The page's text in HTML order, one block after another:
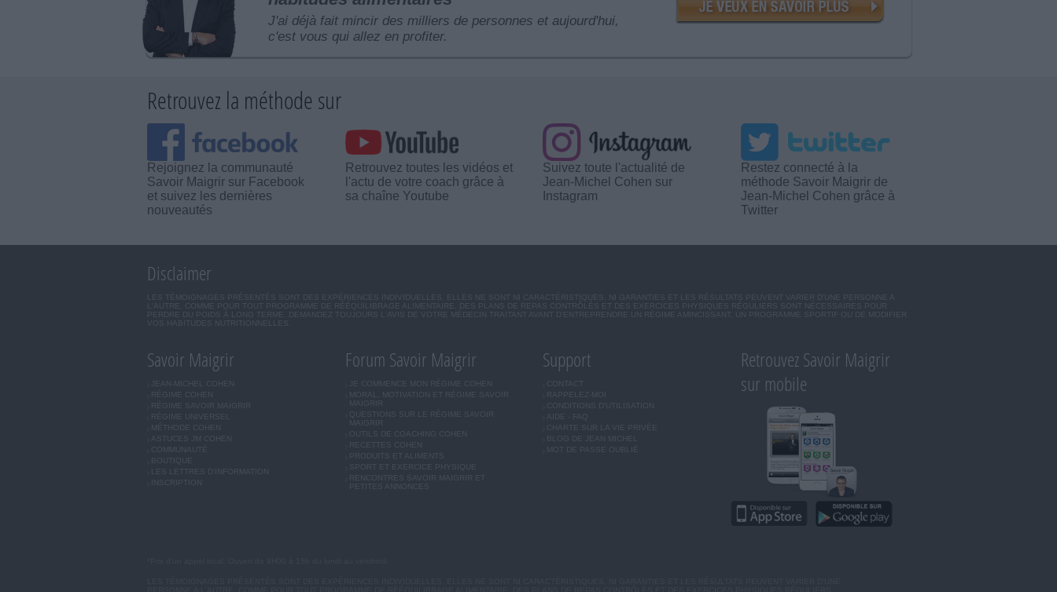
J'ai déjà fait mincir des milliers de personnes et aujourd'hui,
c'est vous qui allez en profiter.
Retrouvez la méthode sur
Rejoignez la communauté
Savoir Maigrir sur Facebook
et suivez les dernières
nouveautés
Retrouvez toutes les vidéos et
l'actu de votre coach grâce à
sa chaîne Youtube
Suivez toute l'actualité de
Jean-Michel Cohen sur
Instagram
Restez connecté à la
méthode Savoir Maigrir de
Jean-Michel Cohen grâce à
Twitter
Disclaimer
LES TÉMOIGNAGES PRÉSENTÉS SONT DES EXPÉRIENCES INDIVIDUELLES. ELLES NE SONT NI CARACTÉRISTIQUES, NI GARANTIES ET LES RÉSULTATS PEUVENT VARIER D'UNE PERSONNE A
L'AUTRE. COMME POUR TOUT PROGRAMME DE RÉÉQUILIBRAGE ALIMENTAIRE, DES PLANS DE REPAS CONTRÔLÉS ET DES EXERCICES PHYSIQUES RÉGULIERS SONT NÉCESSAIRES POUR
PERDRE DU POIDS À LONG TERME. DEMANDEZ TOUJOURS L'AVIS DE VOTRE MÉDECIN TRAITANT AVANT D'ENTREPRENDRE UN RÉGIME AMINCISSANT, UN PROGRAMME SPORTIF OU DE MODIFIER
VOS HABITUDES NUTRITIONNELLES.
Savoir Maigrir
JEAN-MICHEL COHEN
RÉGIME COHEN
RÉGIME SAVOIR MAIGRIR
RÉGIME UNIVERSEL
ASTUCES JM COHEN
COMMUNAUTÉ
LES LETTRES D'INFORMATION
INSCRIPTION
Forum Savoir Maigrir
JE COMMENCE MON RÉGIME COHEN
MORAL, MOTIVATION ET RÉGIME SAVOIR
MAIGRIR
QUESTIONS SUR LE RÉGIME SAVOIR
MAIGRIR
OUTILS DE COACHING COHEN
RECETTES COHEN
PRODUITS ET ALIMENTS
SPORT ET EXERCICE PHYSIQUE
RENCONTRES SAVOIR MAIGRIR ET
PETITES ANNONCES
Support
CONTACT
RAPPELEZ-MOI
CONDITIONS D'UTILISATION
AIDE - FAQ
CHARTE SUR LA VIE PRIVÉE
BLOG DE JEAN MICHEL
MOT DE PASSE OUBLIÉ
Retrouvez Savoir Maigrir
sur mobile